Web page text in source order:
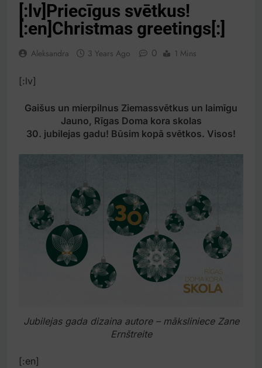
[:lv]Priecīgus svētkus!
[:en]Christmas greetings[:]
Aleksandra 3 Years Ago 0 1 Mins
[:lv]
Gaišus un mierpilnus Ziemassvētkus un laimīgu
Jauno, Rīgas Doma kora skolas
30. jubilejas gadu! Būsim kopā svētkos. Visos!
Jubilejas gada dizaina autore – māksliniece Zane
Ernštreite
[:en]